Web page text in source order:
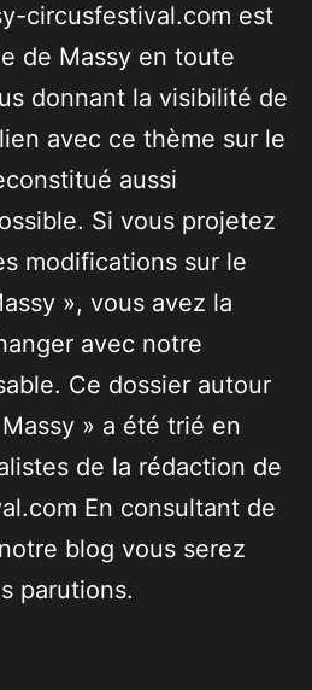
circusfestival.com est
de Massy en toute
donnant la visibilité de
avec ce thème sur le
aussi
Si vous projetez
modifications sur le
», vous avez la
avec notre
Ce dossier autour
» a été trié en
de la rédaction de
En consultant de
blog vous serez
parutions.